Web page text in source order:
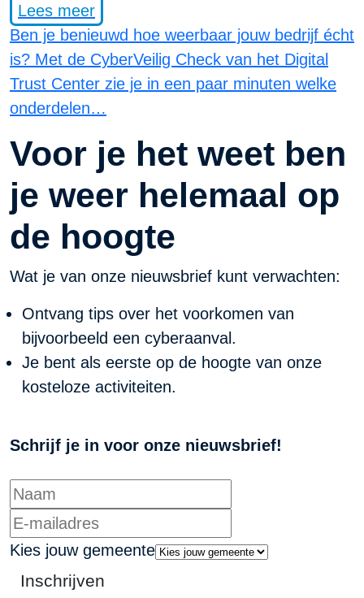
Lees meer
Ben je benieuwd hoe weerbaar jouw bedrijf écht
is? Met de CyberVeilig Check van het Digital
Trust Center zie je in een paar minuten welke
onderdelen…
Voor je het weet ben
je weer helemaal op
de hoogte
Wat je van onze nieuwsbrief kunt verwachten:
Ontvang tips over het voorkomen van
bijvoorbeeld een cyberaanval.
Je bent als eerste op de hoogte van onze
kosteloze activiteiten.
Schrijf je in voor onze nieuwsbrief!
Kies jouw gemeente
Inschrijven